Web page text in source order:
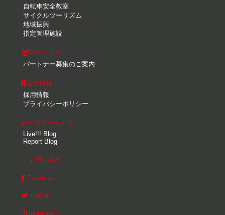
自転車安全教室
サイクルツーリズム
地域振興
指定管理施設
パートナー
パートナー募集のご案内
会社情報
採用情報
プライバシーポリシー
レースアーカイブ
Live!!! Blog
Report Blog
お問い合せ
Facebook
Twitter
Instagram